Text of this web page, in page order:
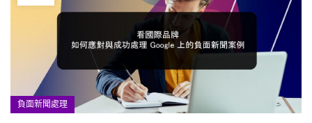
負面新聞處理